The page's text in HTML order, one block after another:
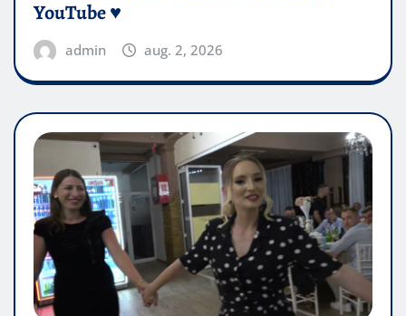
YouTube ♥️
admin aug. 2, 2026